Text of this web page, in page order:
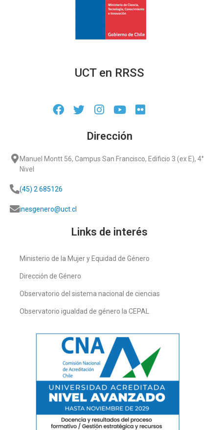
UCT en RRSS
Dirección
Manuel Montt 56, Campus San Francisco, Edificio 3 (ex E), 4°
Nivel
(45) 2 685126
inesgenero@uct.cl
Links de interés
Ministerio de la Mujer y Equidad de Género
Dirección de Género
Observatorio del sistema nacional de ciencias
Observatorio igualdad de género la CEPAL